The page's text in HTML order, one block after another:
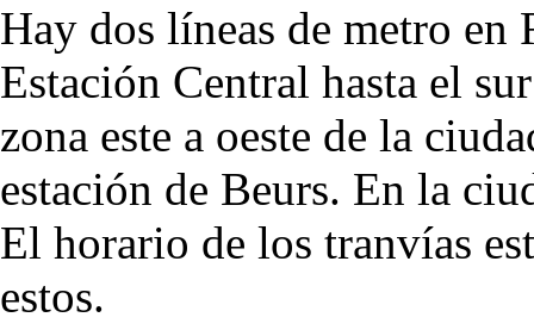
Hay dos líneas de metro en
Estación Central hasta el
zona este a oeste de la
estación de Beurs. En la
El horario de los tranvías
estos.